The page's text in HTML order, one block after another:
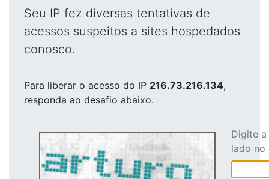
Seu IP fez diversas tentativas de
acessos suspeitos a sites hospedados
conosco.
Para liberar o acesso do IP 216.73.216.134,
responda ao desafio abaixo.
Digite
lado no